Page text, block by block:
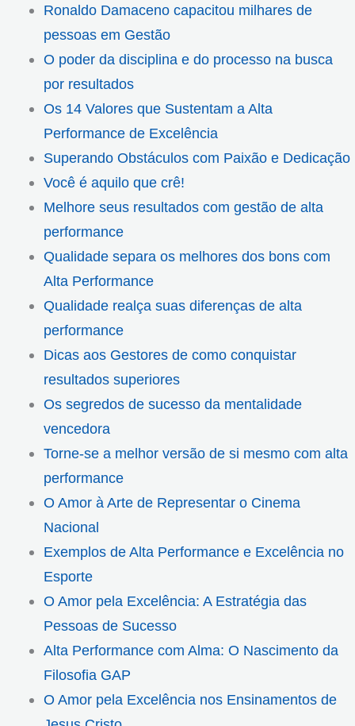
Ronaldo Damaceno capacitou milhares de
pessoas em Gestão
O poder da disciplina e do processo na busca
por resultados
Os 14 Valores que Sustentam a Alta
Performance de Excelência
Superando Obstáculos com Paixão e Dedicação
Você é aquilo que crê!
Melhore seus resultados com gestão de alta
performance
Qualidade separa os melhores dos bons com
Alta Performance
Qualidade realça suas diferenças de alta
performance
Dicas aos Gestores de como conquistar
resultados superiores
Os segredos de sucesso da mentalidade
vencedora
Torne-se a melhor versão de si mesmo com alta
performance
O Amor à Arte de Representar o Cinema
Nacional
Exemplos de Alta Performance e Excelência no
Esporte
O Amor pela Excelência: A Estratégia das
Pessoas de Sucesso
Alta Performance com Alma: O Nascimento da
Filosofia GAP
O Amor pela Excelência nos Ensinamentos de